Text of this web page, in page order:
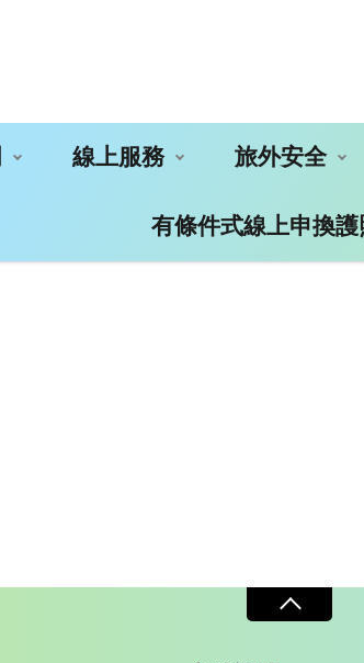
線上服務 旅外安全
有條件式線上申換護